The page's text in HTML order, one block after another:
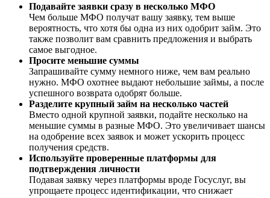
Подавайте заявки сразу в несколько МФО
Чем больше МФО получат вашу заявку, тем выше
вероятность, что хотя бы одна из них одобрит займ. Это
также позволит вам сравнить предложения и выбрать
самое выгодное.
Просите меньшие суммы
Запрашивайте сумму немного ниже, чем вам реально
нужно. МФО охотнее выдают небольшие займы, а после
успешного возврата одобрят больше.
Разделите крупный займ на несколько частей
Вместо одной крупной заявки, подайте несколько на
меньшие суммы в разные МФО. Это увеличивает шансы
на одобрение всех заявок и может ускорить процесс
получения средств.
Используйте проверенные платформы для
подтверждения личности
Подавая заявку через платформы вроде Госуслуг, вы
упрощаете процесс идентификации, что снижает